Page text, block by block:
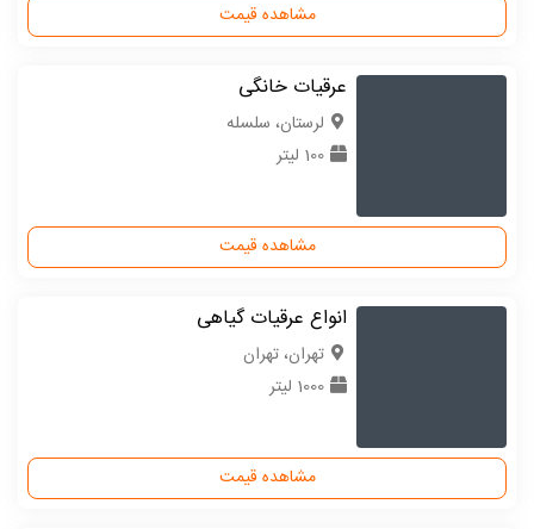
مشاهده قیمت
عرقیات خانگی
لرستان، سلسله
100 لیتر
مشاهده قیمت
انواع عرقیات گیاهی
تهران، تهران
1000 لیتر
مشاهده قیمت